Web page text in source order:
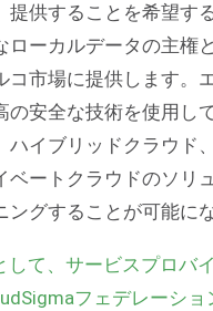
提供することを希望す
ローカルデータの主権
コ市場に提供します。
の安全な技術を使用し
ハイブリッドクラウド
ベートクラウドのソリ
ングすることが可能に
して、サービスプロバ
フェデレーショ